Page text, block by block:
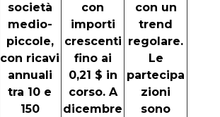
società
medio-
piccole,
con ricavi
annuali
tra 10 e
150
con
importi
crescenti
fino ai
0,21 $ in
corso. A
dicembre
con un
trend
regolare.
Le
partecipa
zioni
sono